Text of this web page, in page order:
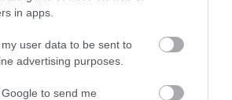
in apps.
user data to be sent to
advertising purposes.
to send me